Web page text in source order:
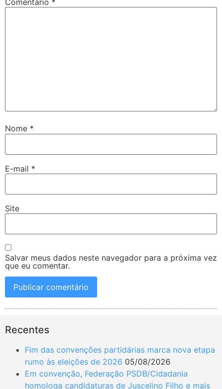
Nome *
E-mail *
Site
Salvar meus dados neste navegador para a próxima vez
que eu comentar.
Recentes
Fim das convenções partidárias marca nova etapa
rumo às eleições de 2026 05/08/2026
Em convenção, Federação PSDB/Cidadania
homologa candidaturas de Juscelino Filho e mais